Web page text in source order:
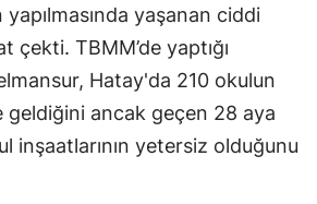
yaşanan ciddi
çekti. TBMM’de yaptığı
Hatay'da 210 okulun
geldiğini ancak geçen 28 aya
inşaatlarının yetersiz olduğunu